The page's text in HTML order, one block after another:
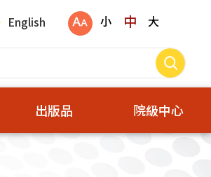
English 小 中 大
出版品 院級中心